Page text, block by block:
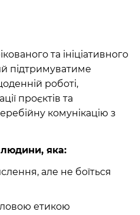
та ініціативного
підтримуватиме
роботі,
проєктів та
комунікацію з
яка:
але не боїться
етикою